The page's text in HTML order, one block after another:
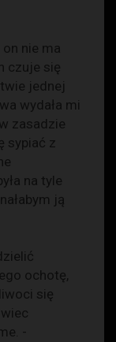
nie ma
czuje się
jednej
wydała mi
zasadzie
sypiać z
na tyle
ją
ochotę,
się
-